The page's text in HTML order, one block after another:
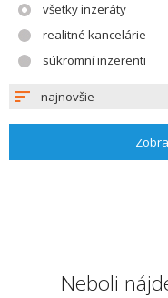
všetky inzeráty
realitné kancelárie
súkromní inzerenti
najnovšie
Neboli